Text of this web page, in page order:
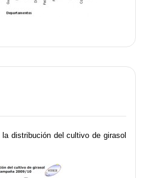
distribución del cultivo de girasol